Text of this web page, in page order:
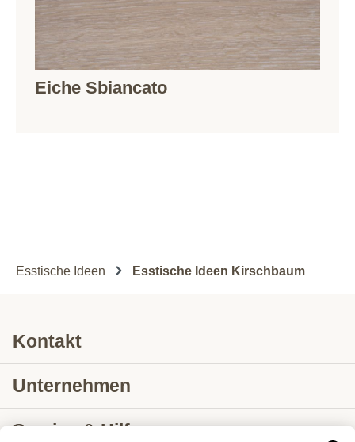
Eiche Sbiancato
Esstische Ideen Esstische Ideen Kirschbaum
Kontakt
Unternehmen
Service & Hilfe